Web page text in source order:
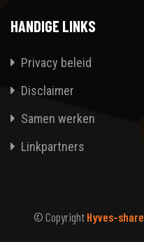
HANDIGE LINKS
Privacy beleid
Disclaimer
Samen werken
Linkpartners
© Copyright Hyves-share